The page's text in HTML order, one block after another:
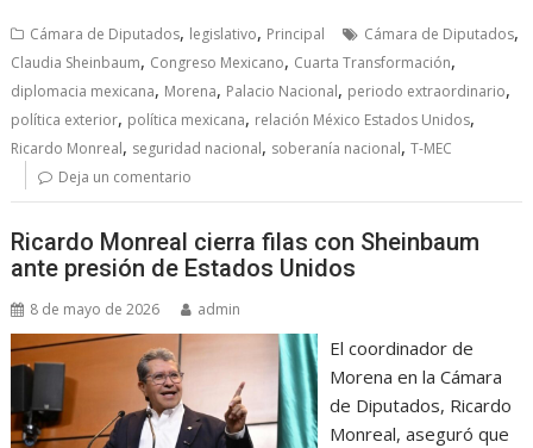
Cámara de Diputados, legislativo, Principal Cámara de Diputados,
Claudia Sheinbaum, Congreso Mexicano, Cuarta Transformación,
diplomacia mexicana, Morena, Palacio Nacional, periodo extraordinario,
política exterior, política mexicana, relación México Estados Unidos,
Ricardo Monreal, seguridad nacional, soberanía nacional,T-MEC
Deja un comentario
Ricardo Monreal cierra filas con Sheinbaum
ante presión de Estados Unidos
8 de mayo de 2026 admin
El coordinador de
Morena en la Cámara
de Diputados, Ricardo
Monreal, aseguró que